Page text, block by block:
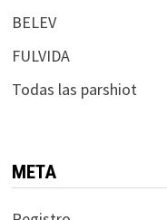
BELEV
FULVIDA
Todas las parshiot
META